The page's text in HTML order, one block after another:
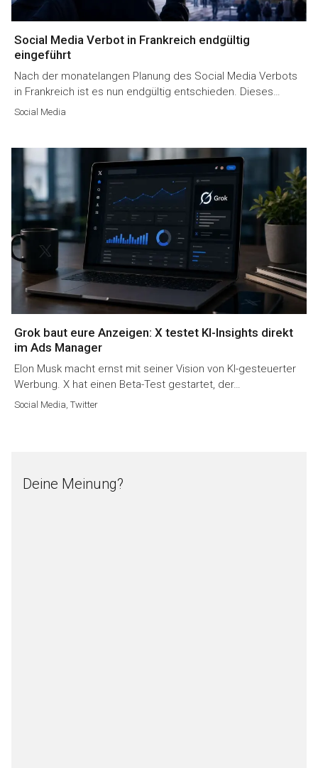
Social Media Verbot in Frankreich endgültig
eingeführt
Nach der monatelangen Planung des Social Media Verbots
in Frankreich ist es nun endgültig entschieden. Dieses…
Social Media
Grok baut eure Anzeigen: X testet KI-Insights direkt
im Ads Manager
Elon Musk macht ernst mit seiner Vision von KI-gesteuerter
Werbung. X hat einen Beta-Test gestartet, der…
Social Media Twitter
Deine Meinung?